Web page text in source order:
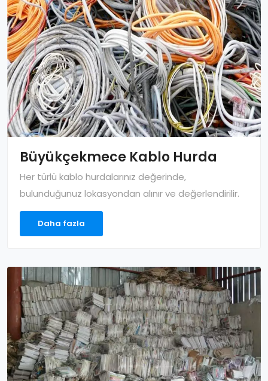
Büyükçekmece Kablo Hurda
Her türlü kablo hurdalarınız değerinde,
bulunduğunuz lokasyondan alınır ve değerlendirilir.
Daha fazla